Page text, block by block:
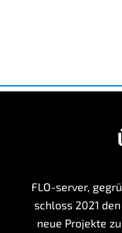
FLO-server,
schloss 2021
neue Projekte